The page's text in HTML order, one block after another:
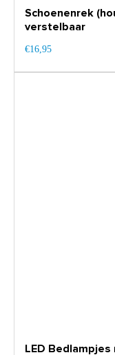
Schoenenrek
verstelbaar
€16,95
LED